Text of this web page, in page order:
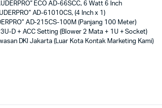
ECO AD-66SCC, 6 Watt 6 Inch
AD-61010CS, (4 Inch x 1)
AD-215CS-100M (Panjang 100 Meter)
D + ACC Setting (Blower 2 Mata + 1U + Socket)
DKI Jakarta (Luar Kota Kontak Marketing Kami)